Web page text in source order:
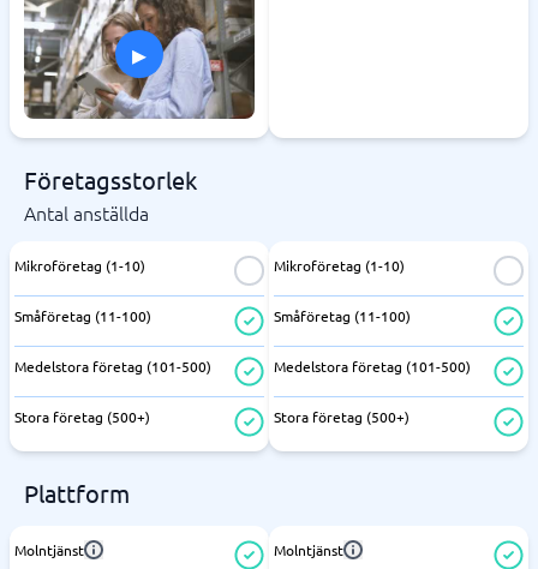
▸
Företagsstorlek
Antal anställda
Mikroföretag (1-10)
Småföretag (11-100)
Medelstora företag (101-500)
Stora företag (500+)
Mikroföretag (1-10)
Småföretag (11-100)
Medelstora företag (101-500)
Stora företag (500+)
Plattform
Molntjänst Molntjänst